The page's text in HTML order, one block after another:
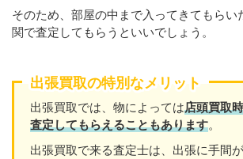
そのため、部屋の中まで入ってきてもらい
関で査定してもらうといいでしょう。
出張買取の特別なメリット
出張買取では、物によっては店頭買取
査定してもらえることもあります。
出張買取で来る査定士は、出張に手間